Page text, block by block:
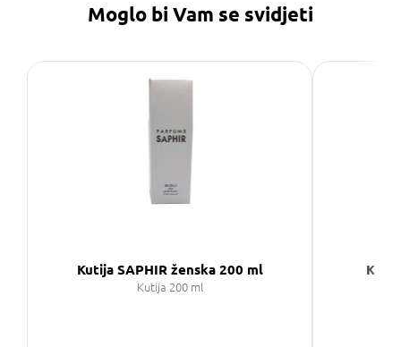
Moglo bi Vam se svidjeti
Kutija SAPHIR ženska 200 ml
Kutija 200 ml